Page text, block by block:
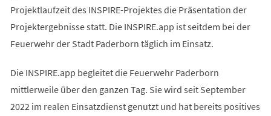
Projektlaufzeit des INSPIRE-Projektes die Präsentation der
Projektergebnisse statt. Die INSPIRE.app ist seitdem bei der
Feuerwehr der Stadt Paderborn täglich im Einsatz.
Die INSPIRE.app begleitet die Feuerwehr Paderborn
mittlerweile über den ganzen Tag. Sie wird seit September
2022 im realen Einsatzdienst genutzt und hat bereits positives